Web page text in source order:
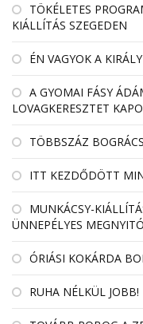
TÖKÉLETES
KIÁLLÍTÁS SZEGEDEN
ÉN VAGYOK A
A GYOMAI FÁSY
LOVAGKERESZTET
TÖBBSZÁZ
ITT KEZDŐDÖTT
MUNKÁCSY-
ÜNNEPÉLYES
ÓRIÁSI KOKÁRDA
RUHA NÉLKÜL JOBB!